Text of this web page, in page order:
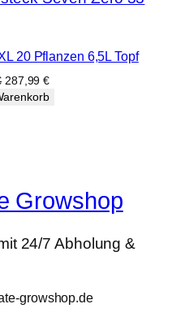
380,00 €303,99 €.
20 Pflanzen 6,5L Topf
Ursprünglicher
Preis
287,99€Aktueller
Preis
Growshop
24/7 Abholung &
growshop.de